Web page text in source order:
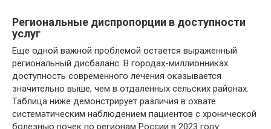
Региональные диспропорции в доступности
услуг
Еще одной важной проблемой остается выраженный
региональный дисбаланс. В городах-миллионниках
доступность современного лечения оказывается
значительно выше, чем в отдаленных сельских районах.
Таблица ниже демонстрирует различия в охвате
систематическим наблюдением пациентов с хронической
болезнью почек по регионам России в 2023 году: